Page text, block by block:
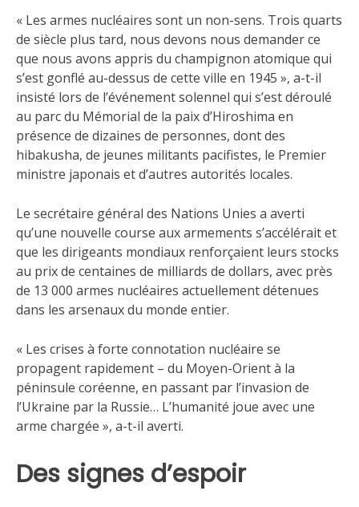
« Les armes nucléaires sont un non-sens. Trois quarts
de siècle plus tard, nous devons nous demander ce
que nous avons appris du champignon atomique qui
s’est gonflé au-dessus de cette ville en 1945 », a-t-il
insisté lors de l’événement solennel qui s’est déroulé
au parc du Mémorial de la paix d’Hiroshima en
présence de dizaines de personnes, dont des
hibakusha, de jeunes militants pacifistes, le Premier
ministre japonais et d’autres autorités locales.
Le secrétaire général des Nations Unies a averti
qu’une nouvelle course aux armements s’accélérait et
que les dirigeants mondiaux renforçaient leurs stocks
au prix de centaines de milliards de dollars, avec près
de 13 000 armes nucléaires actuellement détenues
dans les arsenaux du monde entier.
« Les crises à forte connotation nucléaire se
propagent rapidement – du Moyen-Orient à la
péninsule coréenne, en passant par l’invasion de
l’Ukraine par la Russie… L’humanité joue avec une
arme chargée », a-t-il averti.
Des signes d’espoir